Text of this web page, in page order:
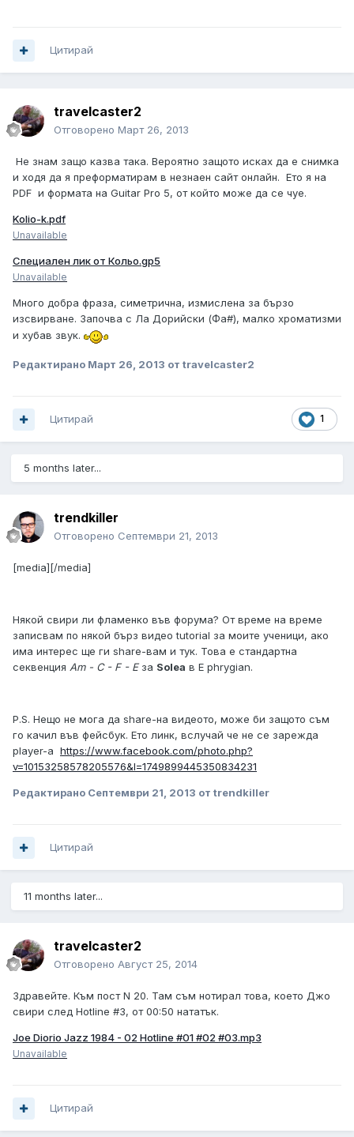
Цитирай
travelcaster2
Отговорено Март 26, 2013
Не знам защо казва така. Вероятно защото исках да е снимка
и ходя да я преформатирам в незнаен сайт онлайн. Ето я на
PDF и формата на Guitar Pro 5, от който може да се чуе.
Kolio-k.pdf
Unavailable
Специален лик от Кольо.gp5
Unavailable
Много добра фраза, симетрична, измислена за бързо
изсвирване. Започва с Ла Дорийски (Фа#), малко хроматизми
и хубав звук.
Редактирано Март 26, 2013 от travelcaster2
1
Цитирай
5 months later...
trendkiller
Отговорено Септември 21, 2013
[media][/media]
Някой свири ли фламенко във форума? От време на време
записвам по някой бърз видео tutorial за моите ученици, ако
има интерес ще ги share-вам и тук. Това е стандартна
секвенция Am - C - F - Eза Solea в E phrygian.
P.S. Нещо не мога да share-на видеото, може би защото съм
го качил във фейсбук. Ето линк, вслучай че не се зарежда
player-a https://www.facebook.com/photo.php?
v=10153258578205576&l=1749899445350834231
Редактирано Септември 21, 2013 от trendkiller
Цитирай
11 months later...
travelcaster2
Отговорено Август 25, 2014
Здравейте. Към пост N 20. Там съм нотирал това, което Джо
свири след Hotline #3, от 00:50 нататък.
Joe Diorio Jazz 1984 - 02 Hotline #01 #02 #03.mp3
Unavailable
Цитирай